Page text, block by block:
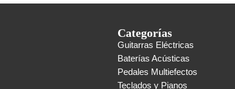
Categorías
Guitarras Eléctricas
Baterías Acústicas
Pedales Multiefectos
Teclados y Pianos